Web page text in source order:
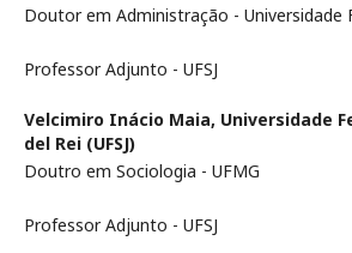
Doutor em Administração - Universidade
Professor Adjunto - UFSJ
Velcimiro Inácio Maia, Universidade
del Rei (UFSJ)
Doutro em Sociologia - UFMG
Professor Adjunto - UFSJ